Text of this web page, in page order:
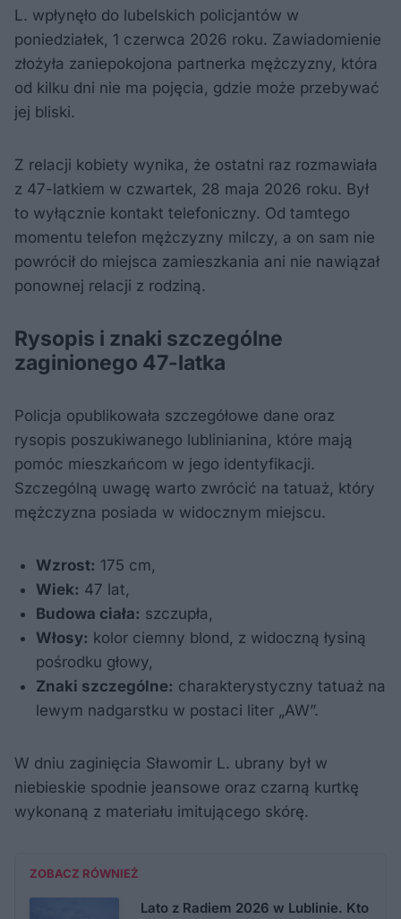
L. wpłynęło do lubelskich policjantów w
poniedziałek, 1 czerwca 2026 roku. Zawiadomienie
złożyła zaniepokojona partnerka mężczyzny, która
od kilku dni nie ma pojęcia, gdzie może przebywać
jej bliski.
Z relacji kobiety wynika, że ostatni raz rozmawiała
z 47-latkiem w czwartek, 28 maja 2026 roku. Był
to wyłącznie kontakt telefoniczny. Od tamtego
momentu telefon mężczyzny milczy, a on sam nie
powrócił do miejsca zamieszkania ani nie nawiązał
ponownej relacji z rodziną.
Rysopis i znaki szczególne
zaginionego 47-latka
Policja opublikowała szczegółowe dane oraz
rysopis poszukiwanego lublinianina, które mają
pomóc mieszkańcom w jego identyfikacji.
Szczególną uwagę warto zwrócić na tatuaż, który
mężczyzna posiada w widocznym miejscu.
Wzrost: 175 cm,
Wiek: 47 lat,
Budowa ciała: szczupła,
Włosy: kolor ciemny blond, z widoczną łysiną
pośrodku głowy,
Znaki szczególne: charakterystyczny tatuaż na
lewym nadgarstku w postaci liter „AW”.
W dniu zaginięcia Sławomir L. ubrany był w
niebieskie spodnie jeansowe oraz czarną kurtkę
wykonaną z materiału imitującego skórę.
ZOBACZ RÓWNIEŻ
Lato z Radiem 2026 w Lublinie. Kto